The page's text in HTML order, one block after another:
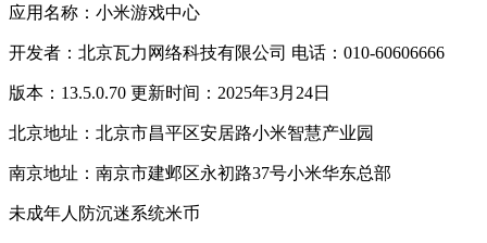
应用名称：小米游戏中心
开发者：北京瓦力网络科技有限公司 电话：010-60606666
版本：13.5.0.70 更新时间：2025年3月24日
北京地址：北京市昌平区安居路小米智慧产业园
南京地址：南京市建邺区永初路37号小米华东总部
未成年人防沉迷系统米币